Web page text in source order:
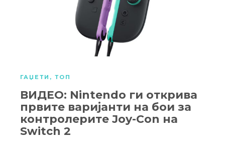
ГАЏЕТИ , ТОП
ВИДЕО: Nintendo ги открива
првите варијанти на бои за
контролерите Joy-Con на
Switch 2